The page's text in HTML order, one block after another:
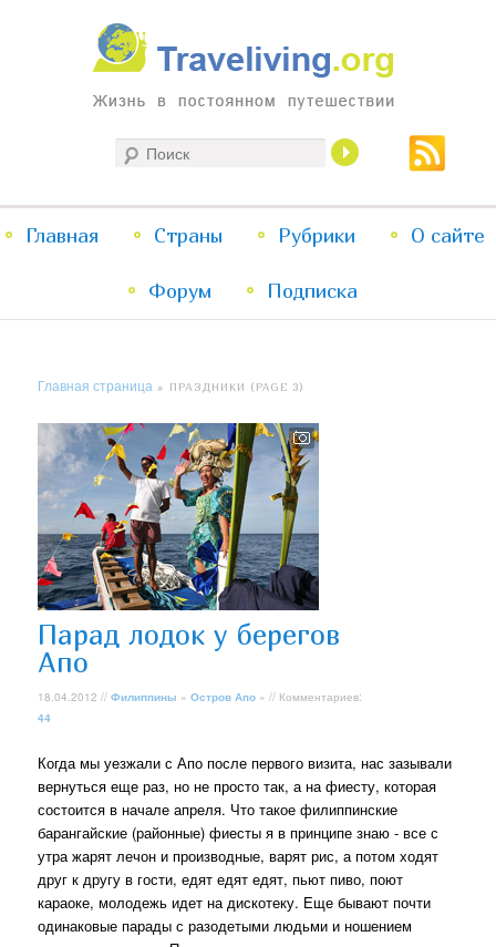
Traveliving
Жизнь в постоянном путешествии
меню
Перейти
к
Перейти
к
Главная Страны Рубрики О сайте
Форум Подписка
Главная страница » ПРАЗДНИКИ (PAGE 3)
Парад лодок у берегов
Апо
18.04.2012 //Филиппины »Остров Апо » // Комментариев:
44
Когда мы уезжали с Апо после первого визита, нас зазывали
вернуться еще раз, но не просто так, а на фиесту, которая
состоится в начале апреля. Что такое филиппинские
барангайские (районные) фиесты я в принципе знаю - все с
утра жарят лечон и производные, варят рис, а потом ходят
друг к другу в гости, едят едят едят, пьют пиво, поют
караоке, молодежь идет на дискотеку. Еще бывают почти
одинаковые парады с разодетыми людьми и ношением